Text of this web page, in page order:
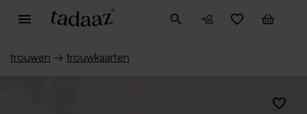
trouwen → trouwkaarten